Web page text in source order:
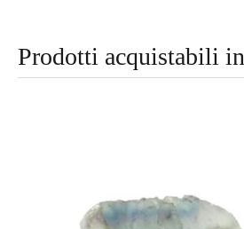
Prodotti acquistabili in